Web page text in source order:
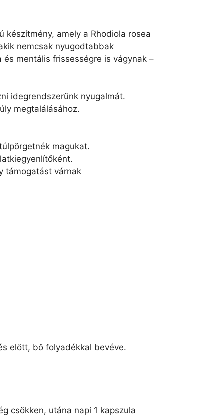
amely a Rhodiola rosea
nemcsak nyugodtabbak
mentális frissességre is vágynak –
idegrendszerünk nyugalmát.
megtalálásához.
magukat.
támogatást várnak
előtt, bő folyadékkal bevéve.
csökken, utána napi 1 kapszula